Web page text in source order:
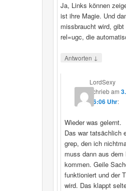
Ja, Links können
ist ihre Magie. Und
missbraucht wird,
rel=ugc, die
Antworten ↓
LordSexy
schriebam
16:06 Uhr:
Wieder was gelernt.
Das war tatsächlich
grep, den ich
muss dann aus dem
kommen. Geile
funktioniert und der
wird. Das klappt